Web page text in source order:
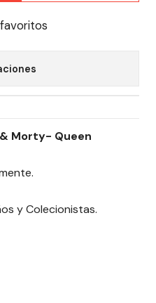
Morty- Queen
y Colecionistas.